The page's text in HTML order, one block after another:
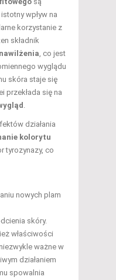
wpływ na
korzystanie z
składnik
, co jest
wyglądu
skóra staje się
przekłada się na
działania
kolorytu
tyrozynazy, co
nowych plam
skóry.
właściwości
niezwykle ważne w
działaniem
spowalnia